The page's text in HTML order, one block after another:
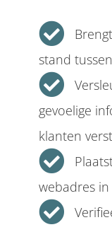
stand
gevoelige
klanten
webadres